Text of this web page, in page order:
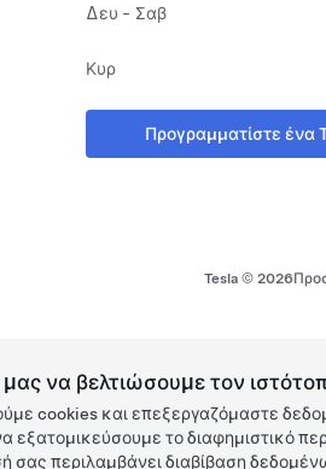
Δευ - Σαβ
Κυρ
Προγραμματίστε ένα
Tesla © 2026
να βελτιώσουμε τον
cookies και επεξεργαζόμαστε
εξατομικεύσουμε το διαφημιστικό
σας περιλαμβάνει διαβίβαση